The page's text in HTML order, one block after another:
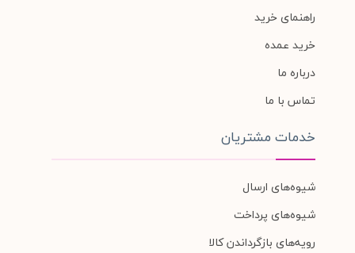
راهنمای خرید
خرید عمده
درباره ما
تماس با ما
خدمات مشتریان
شیوه‌های ارسال
شیوه‌های پرداخت
رویه‌های بازگرداندن کالا